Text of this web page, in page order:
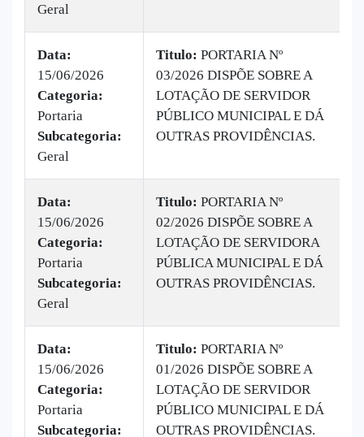
Geral
Data:
15/06/2026
Categoria:
Portaria
Subcategoria:
Geral
Titulo: PORTARIA Nº
03/2026 DISPÕE SOBRE A
LOTAÇÃO DE SERVIDOR
PÚBLICO MUNICIPAL E DÁ
OUTRAS PROVIDÊNCIAS.
Data:
15/06/2026
Categoria:
Portaria
Subcategoria:
Geral
Titulo: PORTARIA Nº
02/2026 DISPÕE SOBRE A
LOTAÇÃO DE SERVIDORA
PÚBLICA MUNICIPAL E DÁ
OUTRAS PROVIDÊNCIAS.
Data:
15/06/2026
Categoria:
Portaria
Subcategoria:
Titulo: PORTARIA Nº
01/2026 DISPÕE SOBRE A
LOTAÇÃO DE SERVIDOR
PÚBLICO MUNICIPAL E DÁ
OUTRAS PROVIDÊNCIAS.